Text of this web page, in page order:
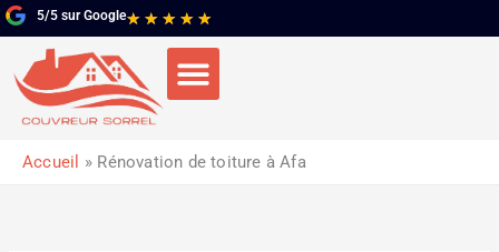
Aller
au
contenu
5/5 sur Google★ ★ ★ ★ ★Noté
5
5
Accueil Rénovation de toiture à Afa